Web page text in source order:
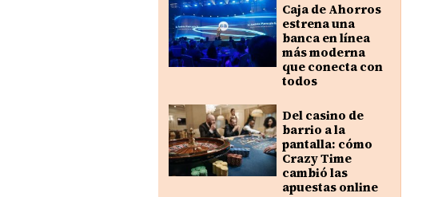
Caja de Ahorros
estrena una
banca en línea
más moderna
que conecta con
todos
Del casino de
barrio a la
pantalla: cómo
Crazy Time
cambió las
apuestas online